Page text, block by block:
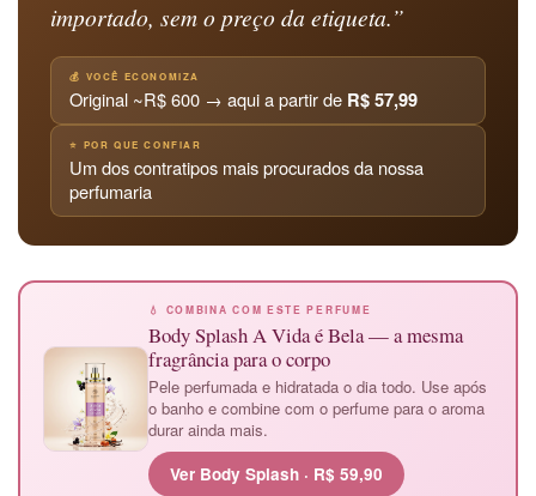
importado, sem o preço da etiqueta.”
💰 VOCÊ ECONOMIZA
Original ~R$ 600 → aqui a partir de R$ 57,99
⭐ POR QUE CONFIAR
Um dos contratipos mais procurados da nossa
perfumaria
💧 COMBINA COM ESTE PERFUME
Body Splash A Vida é Bela — a mesma
fragrância para o corpo
Pele perfumada e hidratada o dia todo. Use após
o banho e combine com o perfume para o aroma
durar ainda mais.
Ver Body Splash · R$ 59,90